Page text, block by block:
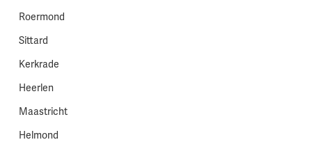
Roermond
Sittard
Kerkrade
Heerlen
Maastricht
Helmond